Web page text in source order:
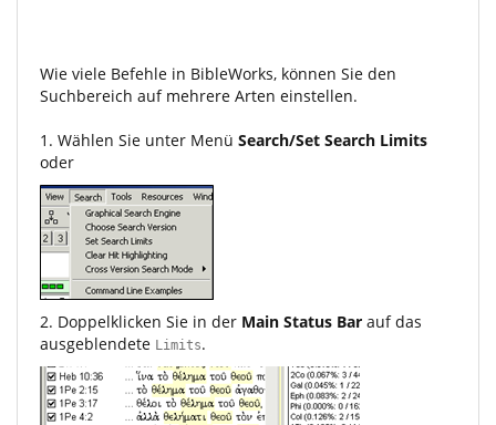
Wie viele Befehle in BibleWorks, können Sie den
Suchbereich auf mehrere Arten einstellen.
1. Wählen Sie unter Menü Search/Set Search Limits
oder
2. Doppelklicken Sie in der Main Status Bar auf das
ausgeblendete Limits.